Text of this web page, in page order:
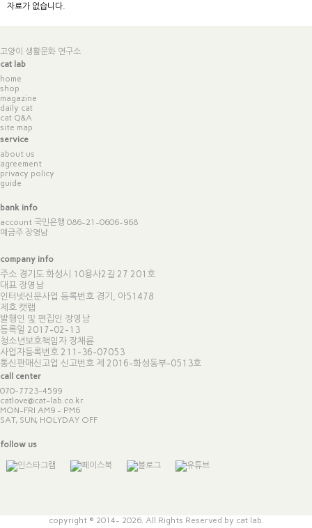
자료가 없습니다.
고양이 생활문화 연구소
cat lab
home
shop
magazine
daily cat
cat Q&A
site map
service
about us
agreement
privacy policy
guide
bank info
account 국민은행 086-21-0606-968
예금주 장영남
company info
주소 경기도 화성시 10용사2길 27 201호
대표 장영남
인터넷신문사업 등록번호 경기, 아51478
제호 캣랩
발행인 및 편집인 장영남
등록일 2017-02-13
청소년보호책임자 장채륜
사업자등록번호 211-36-07053
통신판매신고업 신고번호 제 2016-화성동부-0513호
call center
070-7723-4599
catlove@cat-lab.co.kr
MON-FRI AM9 - PM6
SAT, SUN, HOLYDAY OFF
follow us
copyright © 2014- 2026. All Rights Reserved by cat lab.